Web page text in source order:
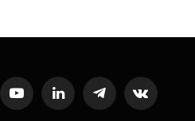
YouTubeLinkedInTelegramVKontakte